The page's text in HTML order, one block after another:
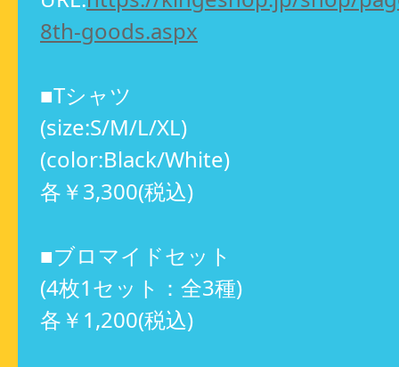
8th-goods.aspx
■Tシャツ
(size:S/M/L/XL)
(color:Black/White)
各￥3,300(税込)
■ブロマイドセット
(4枚1セット：全3種)
各￥1,200(税込)